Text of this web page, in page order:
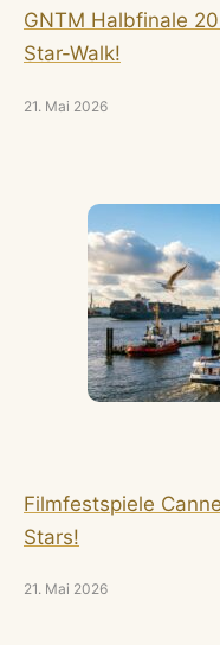
GNTM Halbfinale
Star-Walk!
21. Mai 2026
Filmfestspiele
Stars!
21. Mai 2026